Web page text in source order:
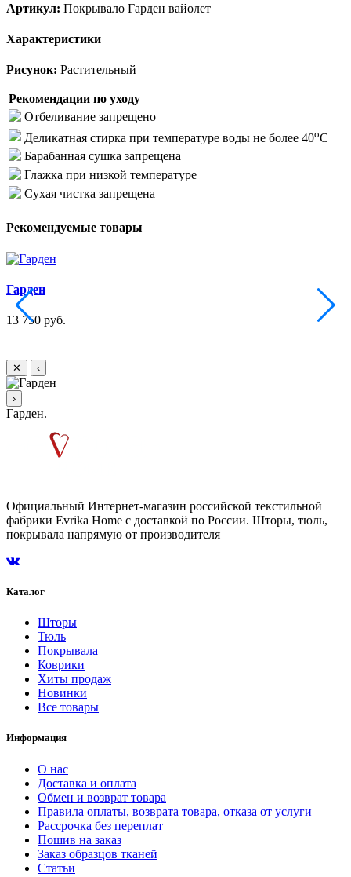
Артикул: Покрывало Гарден вайолет
Характеристики
Рисунок: Растительный
Рекомендации по уходу
Отбеливание запрещено
Деликатная стирка при температуре воды не более 40oC
Барабанная сушка запрещена
Глажка при низкой температуре
Сухая чистка запрещена
Рекомендуемые товары
Гарден
13 750 руб.
✕ ‹
›
Гарден.
Официальный Интернет-магазин российской текстильной
фабрики Evrika Home c доставкой по России. Шторы, тюль,
покрывала напрямую от производителя
Каталог
Шторы
Тюль
Покрывала
Коврики
Хиты продаж
Новинки
Все товары
Информация
О нас
Доставка и оплата
Обмен и возврат товара
Правила оплаты, возврата товара, отказа от услуги
Рассрочка без переплат
Пошив на заказ
Заказ образцов тканей
Статьи